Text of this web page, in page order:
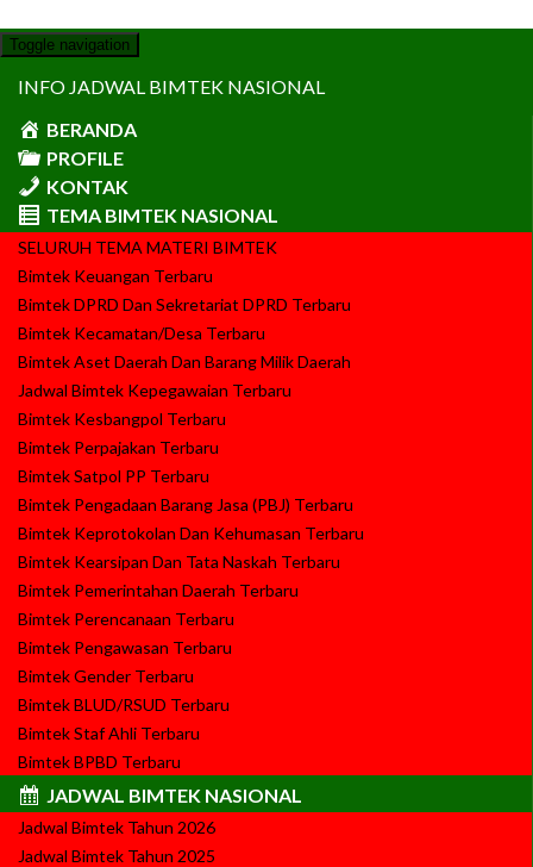
Toggle navigation
INFO JADWAL BIMTEK NASIONAL
BERANDA
PROFILE
KONTAK
TEMA BIMTEK NASIONAL
SELURUH TEMA MATERI BIMTEK
Bimtek Keuangan Terbaru
Bimtek DPRD Dan Sekretariat DPRD Terbaru
Bimtek Kecamatan/Desa Terbaru
Bimtek Aset Daerah Dan Barang Milik Daerah
Jadwal Bimtek Kepegawaian Terbaru
Bimtek Kesbangpol Terbaru
Bimtek Perpajakan Terbaru
Bimtek Satpol PP Terbaru
Bimtek Pengadaan Barang Jasa (PBJ) Terbaru
Bimtek Keprotokolan Dan Kehumasan Terbaru
Bimtek Kearsipan Dan Tata Naskah Terbaru
Bimtek Pemerintahan Daerah Terbaru
Bimtek Perencanaan Terbaru
Bimtek Pengawasan Terbaru
Bimtek Gender Terbaru
Bimtek BLUD/RSUD Terbaru
Bimtek Staf Ahli Terbaru
Bimtek BPBD Terbaru
JADWAL BIMTEK NASIONAL
Jadwal Bimtek Tahun 2026
Jadwal Bimtek Tahun 2025